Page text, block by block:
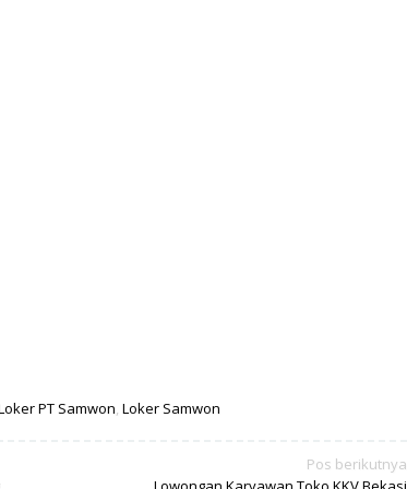
PT Samwon Loker Samwon
Pos berikutnya